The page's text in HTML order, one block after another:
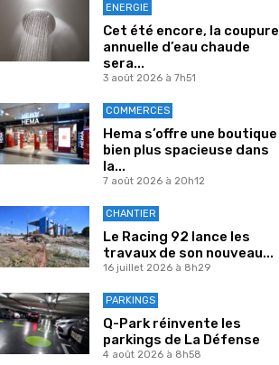
ENERGIE
Cet été encore, la coupure
annuelle d’eau chaude
sera...
3 août 2026 à 7h51
COMMERCES
Hema s’offre une boutique
bien plus spacieuse dans
la...
7 août 2026 à 20h12
CHANTIER
Le Racing 92 lance les
travaux de son nouveau...
16 juillet 2026 à 8h29
PARKINGS
Q-Park réinvente les
parkings de La Défense
4 août 2026 à 8h58